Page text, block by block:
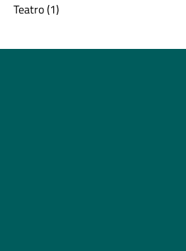
Teatro (1)